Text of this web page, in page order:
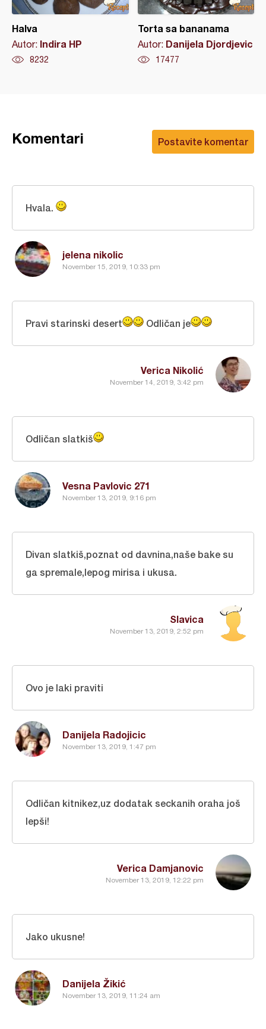
Halva
Autor: Indira HP
8232
Torta sa bananama
Autor: Danijela Djordjevic
17477
Postavite komentar
Komentari
jelena nikolic
November 15, 2019, 10:33 pm
Hvala.
Verica Nikolić
November 14, 2019, 3:42 pm
Pravi starinski desert Odličan je
Vesna Pavlovic 271
November 13, 2019, 9:16 pm
Odličan slatkiš
Slavica
November 13, 2019, 2:52 pm
Divan slatkiš,poznat od davnina,naše bake su
ga spremale,lepog mirisa i ukusa.
Danijela Radojicic
November 13, 2019, 1:47 pm
Ovo je laki praviti
Verica Damjanovic
November 13, 2019, 12:22 pm
Odličan kitnikez,uz dodatak seckanih oraha još
lepši!
Danijela Žikić
November 13, 2019, 11:24 am
Jako ukusne!